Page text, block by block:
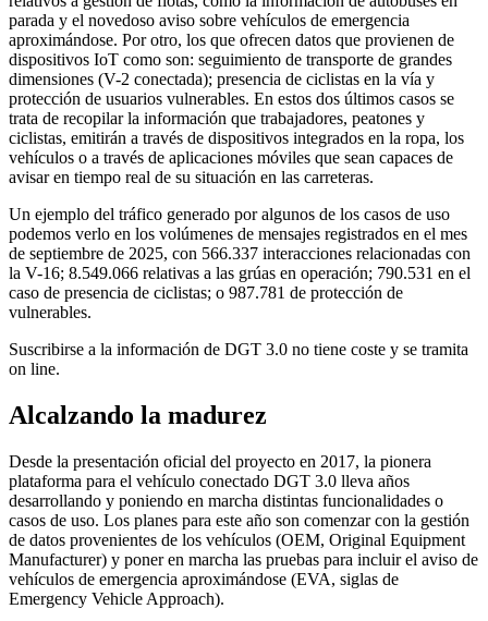
parada y el novedoso aviso sobre vehículos de emergencia
aproximándose. Por otro, los que ofrecen datos que provienen de
dispositivos IoT como son: seguimiento de transporte de grandes
dimensiones (V-2 conectada); presencia de ciclistas en la vía y
protección de usuarios vulnerables. En estos dos últimos casos se
trata de recopilar la información que trabajadores, peatones y
ciclistas, emitirán a través de dispositivos integrados en la ropa, los
vehículos o a través de aplicaciones móviles que sean capaces de
avisar en tiempo real de su situación en las carreteras.
Un ejemplo del tráfico generado por algunos de los casos de uso
podemos verlo en los volúmenes de mensajes registrados en el mes
de septiembre de 2025, con 566.337 interacciones relacionadas con
la V-16; 8.549.066 relativas a las grúas en operación; 790.531 en el
caso de presencia de ciclistas; o 987.781 de protección de
vulnerables.
Suscribirse a la información de DGT 3.0 no tiene coste y se tramita
on line.
Alcalzando la madurez
Desde la presentación oficial del proyecto en 2017, la pionera
plataforma para el vehículo conectado DGT 3.0 lleva años
desarrollando y poniendo en marcha distintas funcionalidades o
casos de uso. Los planes para este año son comenzar con la gestión
de datos provenientes de los vehículos (OEM, Original Equipment
Manufacturer) y poner en marcha las pruebas para incluir el aviso de
vehículos de emergencia aproximándose (EVA, siglas de
Emergency Vehicle Approach).